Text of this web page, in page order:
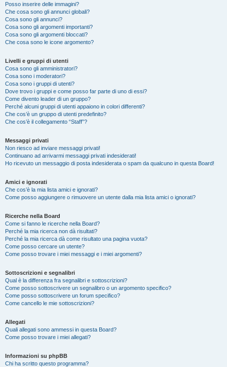
Posso inserire delle immagini?
Che cosa sono gli annunci globali?
Cosa sono gli annunci?
Cosa sono gli argomenti importanti?
Cosa sono gli argomenti bloccati?
Che cosa sono le icone argomento?
Livelli e gruppi di utenti
Cosa sono gli amministratori?
Cosa sono i moderatori?
Cosa sono i gruppi di utenti?
Dove trovo i gruppi e come posso far parte di uno di essi?
Come divento leader di un gruppo?
Perché alcuni gruppi di utenti appaiono in colori differenti?
Che cos’è un gruppo di utenti predefinito?
Che cos’è il collegamento “Staff”?
Messaggi privati
Non riesco ad inviare messaggi privati!
Continuano ad arrivarmi messaggi privati indesiderati!
Ho ricevuto un messaggio di posta indesiderata o spam da qualcuno in questa Board!
Amici e ignorati
Che cos’è la mia lista amici e ignorati?
Come posso aggiungere o rimuovere un utente dalla mia lista amici o ignorati?
Ricerche nella Board
Come si fanno le ricerche nella Board?
Perché la mia ricerca non dà risultati?
Perché la mia ricerca dà come risultato una pagina vuota?
Come posso cercare un utente?
Come posso trovare i miei messaggi e i miei argomenti?
Sottoscrizioni e segnalibri
Qual è la differenza fra segnalibri e sottoscrizioni?
Come posso sottoscrivere un segnalibro o un argomento specifico?
Come posso sottoscrivere un forum specifico?
Come cancello le mie sottoscrizioni?
Allegati
Quali allegati sono ammessi in questa Board?
Come posso trovare i miei allegati?
Informazioni su phpBB
Chi ha scritto questo programma?